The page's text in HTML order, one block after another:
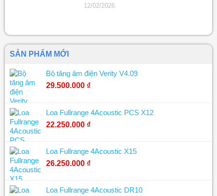
12/02/2026
SẢN PHẨM MỚI
Bộ tăng âm điện Verity V4.09
29.500.000 ₫
Loa Fullrange 4Acoustic PCS X12
22.250.000 ₫
Loa Fullrange 4Acoustic X15
26.250.000 ₫
Loa Fullrange 4Acoustic DR10